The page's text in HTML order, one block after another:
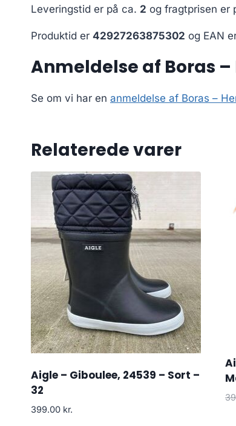
Leveringstid er på ca. 2 og fragtprisen er
Produktid er 42927263875302 og EAN
Anmeldelse af Boras –
Se om vi har en anmeldelse af Boras –
Relaterede varer
Aigle – Giboulee, 24539 – Sort –
32
399.00 kr.